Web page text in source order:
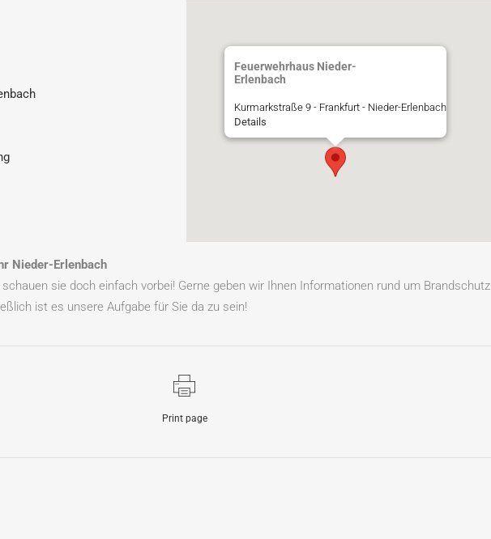
Feuerwehrhaus Nieder-
Erlenbach
Kurmarkstraße 9 - Frankfurt - Nieder-Erlenbach
Details
Nieder-Erlenbach
sie doch einfach vorbei! Gerne geben wir Ihnen Informationen rund um Brandschutz
ist es unsere Aufgabe für Sie da zu sein!
Print page